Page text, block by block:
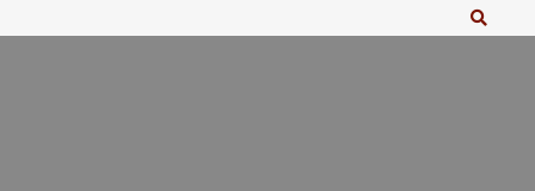
Szukaj